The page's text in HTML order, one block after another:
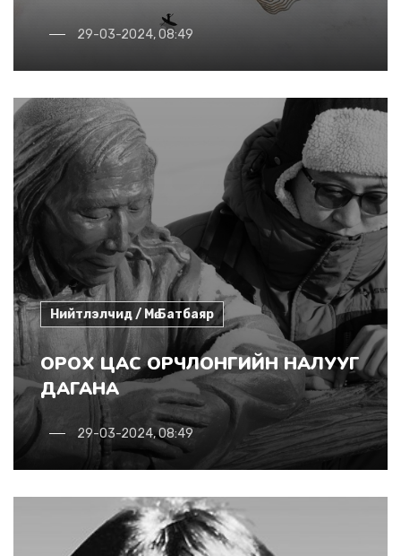
29-03-2024, 08:49
Нийтлэлчид / Мө.Батбаяр
ОРОХ ЦАС ОРЧЛОНГИЙН НАЛУУГ
ДАГАНА
29-03-2024, 08:49